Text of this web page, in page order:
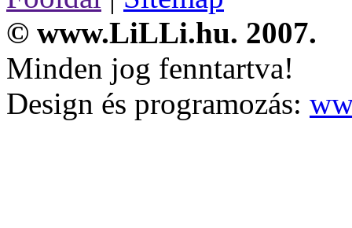
© www.LiLLi.hu. 2007.
Minden jog fenntartva!
Design és programozás: